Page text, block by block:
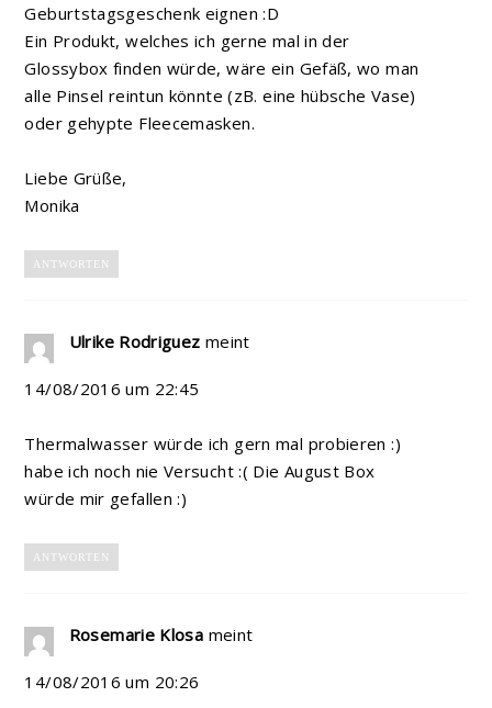
Geburtstagsgeschenk eignen :D
Ein Produkt, welches ich gerne mal in der
Glossybox finden würde, wäre ein Gefäß, wo man
alle Pinsel reintun könnte (zB. eine hübsche Vase)
oder gehypte Fleecemasken.
Liebe Grüße,
Monika
ANTWORTEN
Ulrike Rodriguez meint
14/08/2016 um 22:45
Thermalwasser würde ich gern mal probieren :)
habe ich noch nie Versucht :( Die August Box
würde mir gefallen :)
ANTWORTEN
Rosemarie Klosa meint
14/08/2016 um 20:26